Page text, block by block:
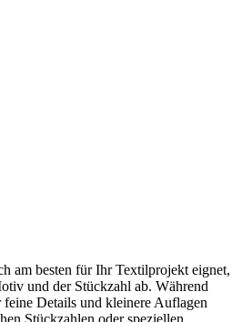
am besten für Ihr Textilprojekt eignet,
und der Stückzahl ab. Während
Details und kleinere Auflagen